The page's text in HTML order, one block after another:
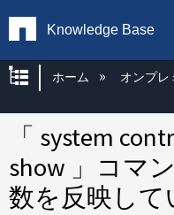
Knowledge Base
グローバル階
ホーム オンプレ
「 system
show 」コマ
数を反映して